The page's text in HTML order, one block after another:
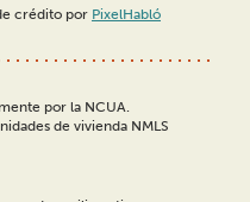
crédito por PixelHabló
por la NCUA.
de vivienda NMLS